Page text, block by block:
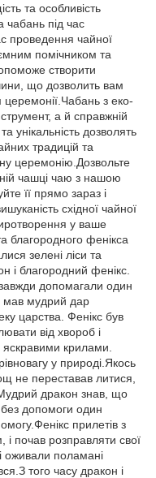
та особливість
під час
проведення чайної
помічником та
створити
що дозволить вам
з еко-
а й справжній
унікальність дозволять
традицій та
церемонію.Дозвольте
чашці чаю з нашою
її прямо зараз і
східної чайної
у ваше
благородного фенікса
зелені ліси та
і благородний фенікс.
допомагали один
мав мудрий дар
царства. Фенікс був
від хвороб і
крилами.
у природі.Якось
не переставав литися,
дракон знав, що
допомоги один
прилетів з
почав розправляти свої
оживали поламані
того часу дракон і